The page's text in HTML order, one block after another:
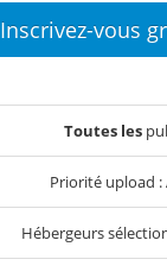
Inscrivez-vous
Toutes les
Priorité upload :
Hébergeurs